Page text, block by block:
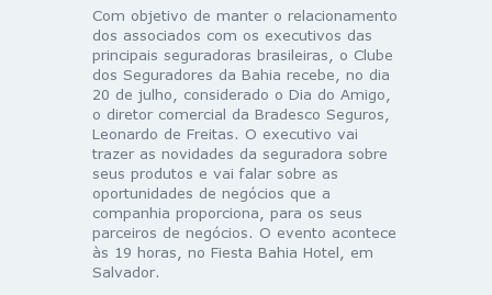
Com objetivo de manter o relacionamento
dos associados com os executivos das
principais seguradoras brasileiras, o Clube
dos Seguradores da Bahia recebe, no dia
20 de julho, considerado o Dia do Amigo,
o diretor comercial da Bradesco Seguros,
Leonardo de Freitas. O executivo vai
trazer as novidades da seguradora sobre
seus produtos e vai falar sobre as
oportunidades de negócios que a
companhia proporciona, para os seus
parceiros de negócios. O evento acontece
às 19 horas, no Fiesta Bahia Hotel, em
Salvador.